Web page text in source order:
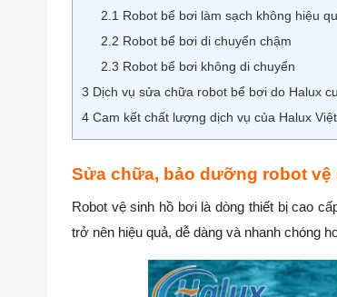
2.1 Robot bể bơi làm sạch không hiệu
2.2 Robot bể bơi di chuyển chậm
2.3 Robot bể bơi không di chuyển
3 Dịch vụ sửa chữa robot bể bơi do Halux
4 Cam kết chất lượng dịch vụ của Halux
Sửa chữa, bảo dưỡng robot vệ
Robot vệ sinh hồ bơi là dòng thiết bị cao
trở nên hiệu quả, dễ dàng và nhanh chóng